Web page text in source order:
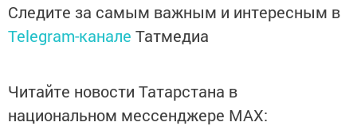
Следите за самым важным и интересным в
Telegram-канале Татмедиа
Читайте новости Татарстана в
национальном мессенджере MАХ: